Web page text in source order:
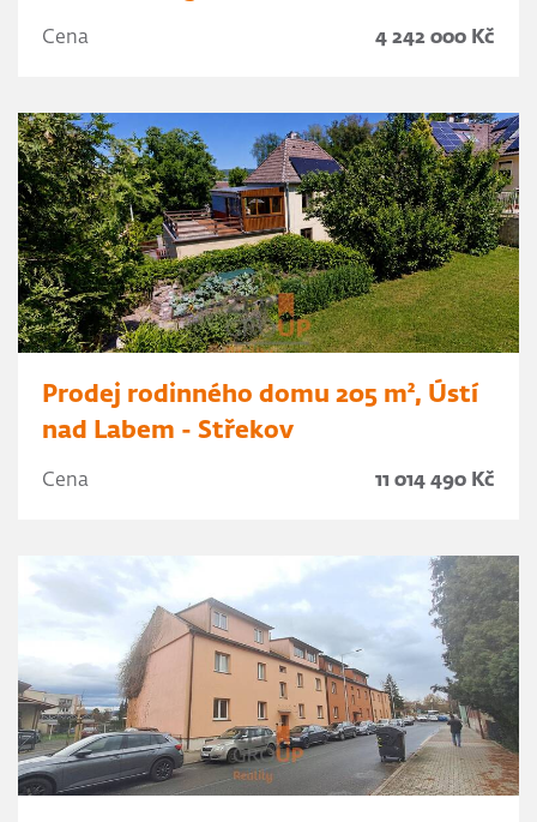
Cena 4 242 000 Kč
Prodej rodinného domu 205 m², Ústí
nad Labem - Střekov
Cena 11 014 490 Kč